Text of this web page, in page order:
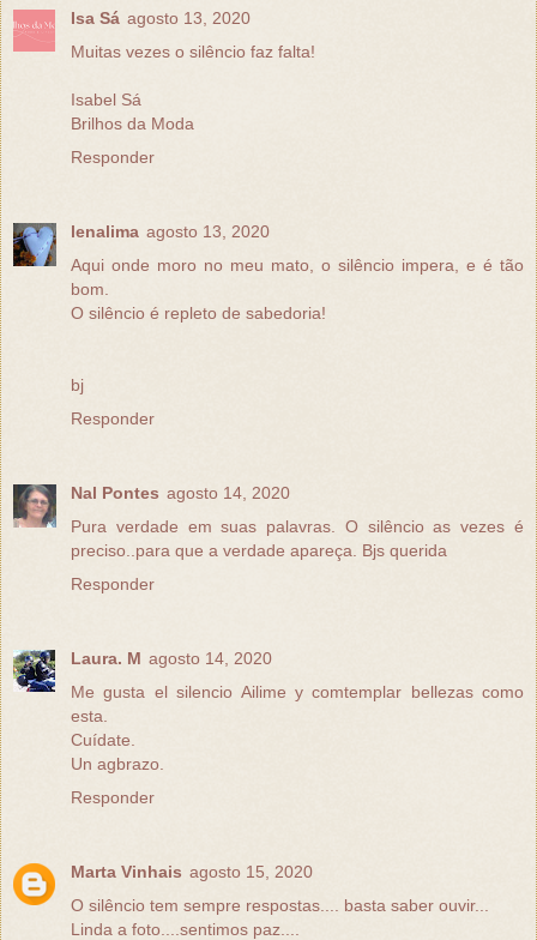
Isa Sá agosto 13, 2020
Muitas vezes o silêncio faz falta!
Isabel Sá
Brilhos da Moda
Responder
lenalima agosto 13, 2020
Aqui onde moro no meu mato, o silêncio impera, e é tão
bom.
O silêncio é repleto de sabedoria!
bj
Responder
Nal Pontes agosto 14, 2020
Pura verdade em suas palavras. O silêncio as vezes é
preciso..para que a verdade apareça. Bjs querida
Responder
Laura. M agosto 14, 2020
Me gusta el silencio Ailime y comtemplar bellezas como
esta.
Cuídate.
Un agbrazo.
Responder
Marta Vinhais agosto 15, 2020
O silêncio tem sempre respostas.... basta saber ouvir...
Linda a foto....sentimos paz....